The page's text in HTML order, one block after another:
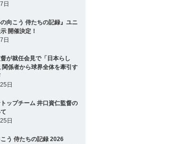
日
向こう 侍たちの記録』ユニ
開催決定！
日
が就任会見で「日本らし
関係者から球界全体を牽引す
日
ップチーム 井口資仁監督の
日
こう 侍たちの記録 2026